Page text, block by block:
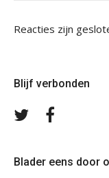
Reacties zijn
Blijf verbonden
Volg
Blader eens door